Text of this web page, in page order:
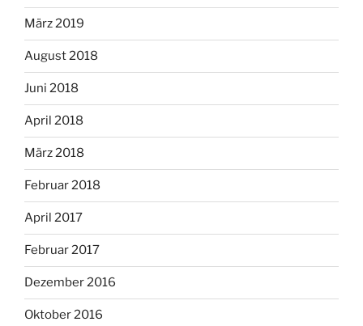
März 2019
August 2018
Juni 2018
April 2018
März 2018
Februar 2018
April 2017
Februar 2017
Dezember 2016
Oktober 2016